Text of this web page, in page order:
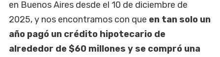
en Buenos Aires desde el 10 de diciembre de
2025, y nos encontramos con que en tan solo un
año pagó un crédito hipotecario de
alrededor de $60 millones y se compró una